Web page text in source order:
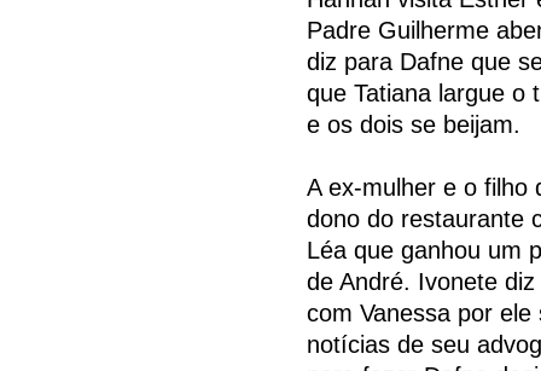
Padre Guilherme
diz para Dafne que
que Tatiana largue o
e os dois se beijam.
A ex-mulher e o filho
dono do restaurante
Léa que ganhou um
de André. Ivonete
com Vanessa por
notícias de seu